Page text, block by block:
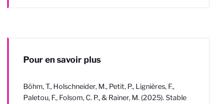
Pour en savoir plus
Böhm, T., Holschneider, M., Petit, P., Lignières, F.,
Paletou, F., Folsom, C. P., & Rainer, M. (2025). Stable